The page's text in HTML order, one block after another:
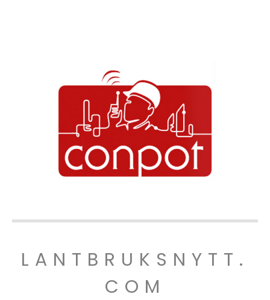
LANTBRUKSNYTT.
COM